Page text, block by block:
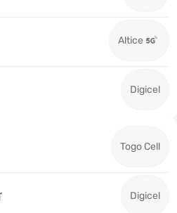
Altice
Digicel
Togo Cell
Digicel